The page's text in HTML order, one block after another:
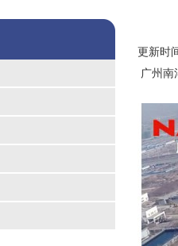
更新时
广州南